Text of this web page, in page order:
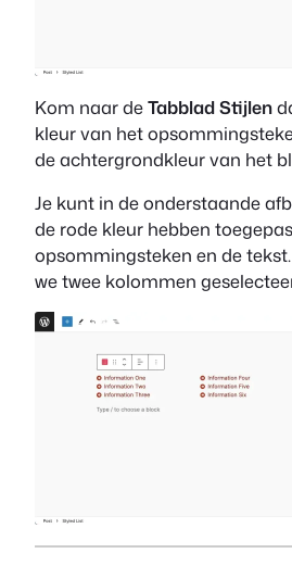
Kom naar deTabblad Stijlen
kleur van het
de achtergrondkleur van het
Je kunt in de onderstaande
de rode kleur hebben
opsommingsteken en de
we twee kolommen